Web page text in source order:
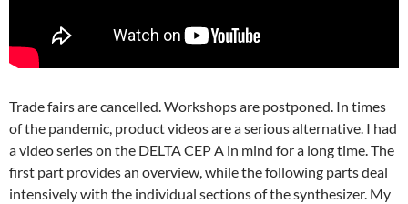
Trade fairs are cancelled. Workshops are postponed. In times
of the pandemic, product videos are a serious alternative. I had
a video series on the DELTA CEP A in mind for a long time. The
first part provides an overview, while the following parts deal
intensively with the individual sections of the synthesizer. My